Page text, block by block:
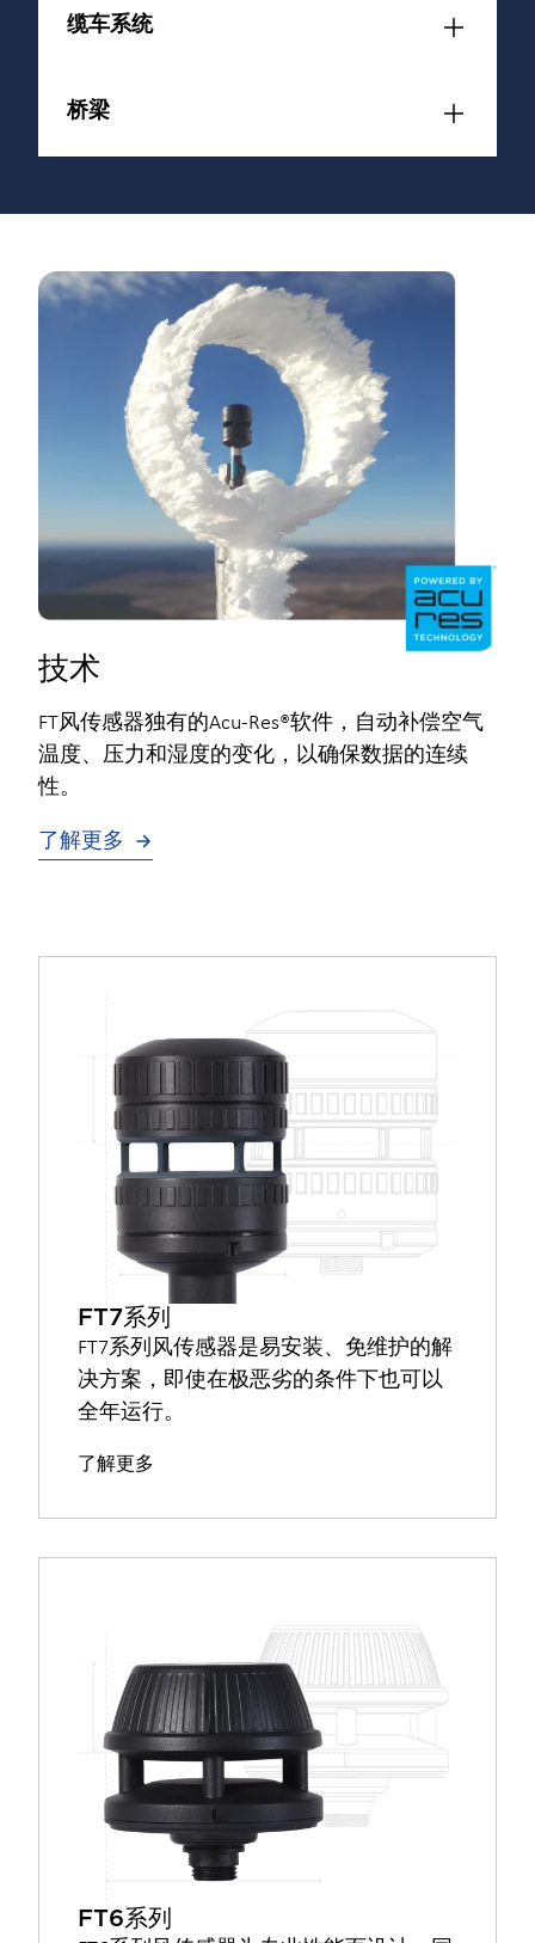
缆车系统
桥梁
技术
FT风传感器独有的Acu-Res®软件，自动补偿空气
温度、压力和湿度的变化，以确保数据的连续
性。
了解更多
FT7系列
FT7系列风传感器是易安装、免维护的解
决方案，即使在极恶劣的条件下也可以
全年运行。
了解更多
FT6系列